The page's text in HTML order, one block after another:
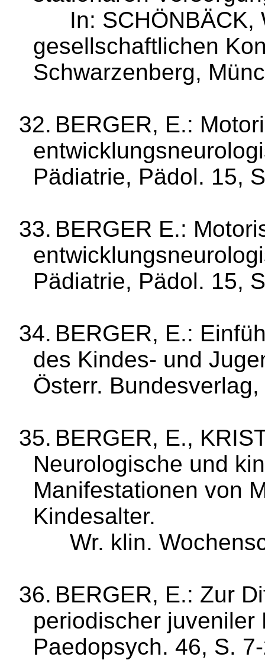
In: SCHÖNBÄCK,
gesellschaftli­chen
Schwarzenberg,
32. BERGER, E.:
Pädiatrie, Pädol. 15,
33. BERGER E.:
Pädiatrie, Pädol. 15,
34. BERGER, E.:
des Kin­des‑ und
Österr.
35. BERGER, E.,
Neurologische und
Manifestationen von
Kindesalter.
Wr. klin.
36. BERGER, E.: Zur
periodischer
Paedopsych. 46, S.